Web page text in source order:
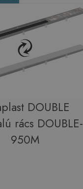
DOUBLE
rács DOUBLE-
950M